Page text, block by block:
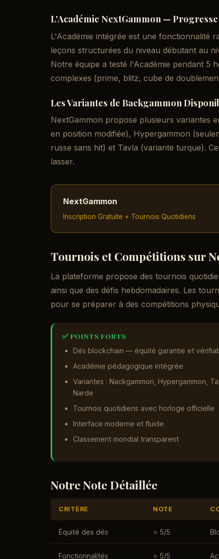
L'Académie NextGammon —
L'Académie intégrée est une fonctionnalité
leçons structurées du niveau débutant au
Notre équipe a testé l'Académie pendant 5
complexes (prime, blitz, cube de
Les Variantes de Backgammon
NextGammon propose plusieurs variantes
en position modifiée), Hypergammon
russe sans hit) et Tavla (variante turque).
lasser.
NextGammon
Inscription Gratuite + Tournois Quotidiens
Tournois et Compétitions sur
La plateforme propose des tournois
ainsi que des défis hebdomadaires. Les
pour se préparer à des compétitions
✅ POINTS FORTS
Dés blockchain — équité garantie et
Académie pédagogique intégrée
Variantes : Nackgammon, Hypergammon,
Narde
Tournois quotidiens avec horloge officielle
Interface moderne et fluide
Classement mondial transparent
Notre Note Détaillée
CRITÈRE NOTE
Équité des dés ⭐ 5/5
Fonctionnalités ⭐ 5/5